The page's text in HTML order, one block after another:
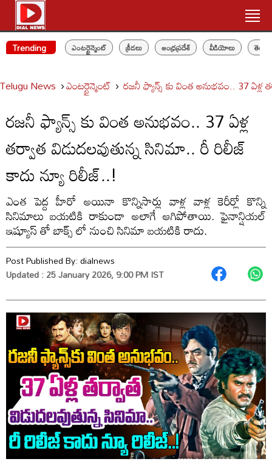
Trending ఎంటర్టైన్మెంట్ క్రీడలు ఆంధ్రప్రదేశ్ వీడియోలు
Telugu News ఎంటర్టైన్మెంట్ రజనీ ఫ్యాన్స్ కు వింత అనుభవం.. 37
రజనీ ఫ్యాన్స్ కు వింత అనుభవం.. 37 ఏళ్ల
తర్వాత విడుదలవుతున్న సినిమా.. రీ రిలీజ్
కాదు న్యూ రిలీజ్..!
ఎంత పెద్ద హీరో అయినా కొన్నిసార్లు వాళ్ల వాళ్ల కెరీర్లో కొన్ని
సినిమాలు బయటికి రాకుండా అలాగే ఆగిపోతాయి. ఫైనాన్షియల్
ఇష్యూస్ తో బాక్స్ లో నుంచి సినిమా బయటికి రాదు.
Post Published By:dialnews
Updated : 25 January 2026, 9:00 PM IST